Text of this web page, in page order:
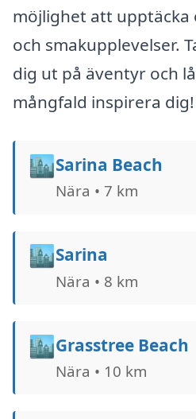
möjlighet att
och smakupplevelser.
dig ut på äventyr och
mångfald inspirera dig!
🏙️Sarina Beach
Nära • 7 km
🏙️Sarina
Nära • 8 km
🏙️Grasstree Beach
Nära • 10 km